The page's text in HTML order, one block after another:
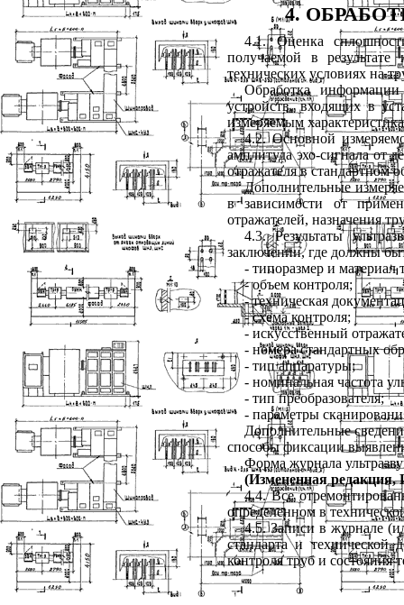
4.
4.1. Оценка
получаемой в
технических условиях на
Обработка
устройств, входящих в
измеряемым
4.2. Основной
амплитуда эхо-сигнала от
отражателя в стандартном
Дополнительные
в зависимости от
отражателей, назначения
4.3. Результаты
заключении, где должны
- типоразмер и материал
- объем контроля;
- техническая
- схема контроля;
- искусственный
- номера стандартных
- тип аппаратуры;
- номинальная частота
- тип преобразователя;
- параметры
Дополнительные
способы фиксации
Форма журнала
(Измененная
4.4. Все
определенном в
4.5. Записи в журнале
стандарта и технической
контроля труб и состояния